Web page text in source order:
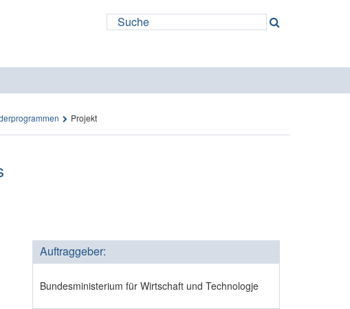
Projekt
Auftraggeber:
Bundesministerium für Wirtschaft und Technologje